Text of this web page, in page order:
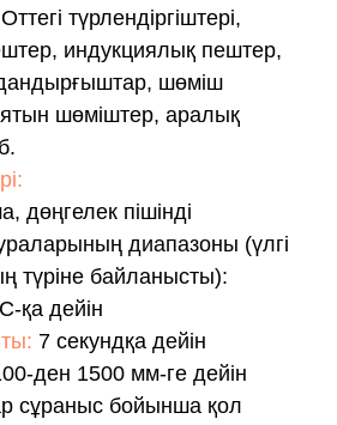
Оттегі түрлендіргіштері,
индукциялық пештер,
шөміш
шөміштер, аралық
дөңгелек пішінді
диапазоны (үлгі
түріне байланысты):
қа дейін
7 секундқа дейін
ден 1500 мм-ге дейін
сұраныс бойынша қол